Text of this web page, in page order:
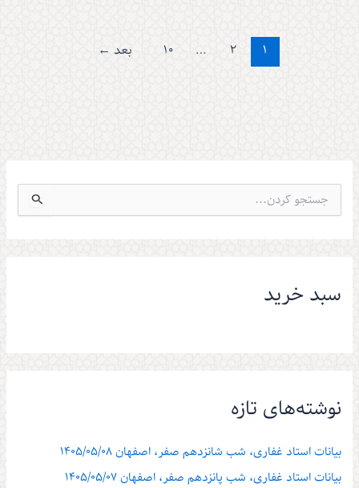
1
2
…
10 بعد ←
س
ر
سبد خرید
نوشته‌های تازه
بیانات استاد غفاری، شب شانزدهم صفر، اصفهان ۱۴۰۵/۰۵/۰۸
بیانات استاد غفاری، شب پانزدهم صفر، اصفهان ۱۴۰۵/۰۵/۰۷